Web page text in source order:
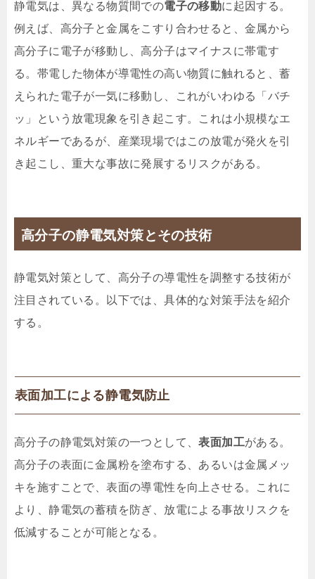
静電気は、異なる物質間での電子の移動に起因する。
例えば、高分子と金属をこすり合わせると、金属から
高分子に電子が移動し、高分子はマイナスに帯電す
る。帯電した物体が導電性の高い物質に触れると、蓄
えられた電子が一気に移動し、これがいわゆる「バチ
ッ」という放電現象を引き起こす。これは小規模なエ
ネルギーであるが、産業現場ではこの放電が発火を引
き起こし、重大な事故に発展するリスクがある。
高分子の静電気対策とその技術
静電気対策として、高分子の導電性を調整する技術が
注目されている。以下では、具体的な対策手法を紹介
する。
表面加工による静電気防止
高分子の静電気対策の一つとして、表面加工がある。
高分子の表面に金属粉を塗布する、あるいは金属メッ
キを施すことで、表面の導電性を向上させる。これに
より、静電気の蓄積を防ぎ、放電による事故リスクを
低減することが可能となる。